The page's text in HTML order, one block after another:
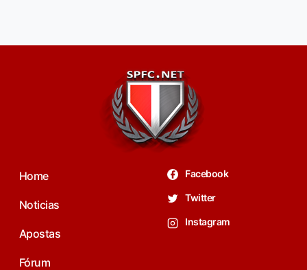
Home
Noticias
Apostas
Fórum
Facebook
Twitter
Instagram